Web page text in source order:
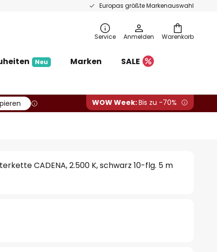
Europas größte Markenauswahl
Warenkorb
Service Anmelden
Neu Marken SALE
WOW Week:Bis zu -70%
CADENA, 2.500 K, schwarz 10-flg. 5 m